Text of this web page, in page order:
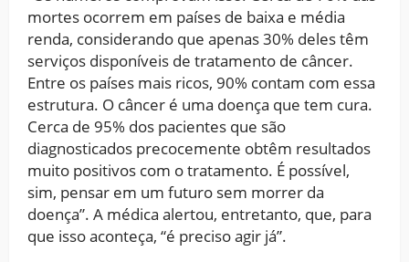
mortes ocorrem em países de baixa e média
renda, considerando que apenas 30% deles têm
serviços disponíveis de tratamento de câncer.
Entre os países mais ricos, 90% contam com essa
estrutura. O câncer é uma doença que tem cura.
Cerca de 95% dos pacientes que são
diagnosticados precocemente obtêm resultados
muito positivos com o tratamento. É possível,
sim, pensar em um futuro sem morrer da
doença”. A médica alertou, entretanto, que, para
que isso aconteça, “é preciso agir já”.